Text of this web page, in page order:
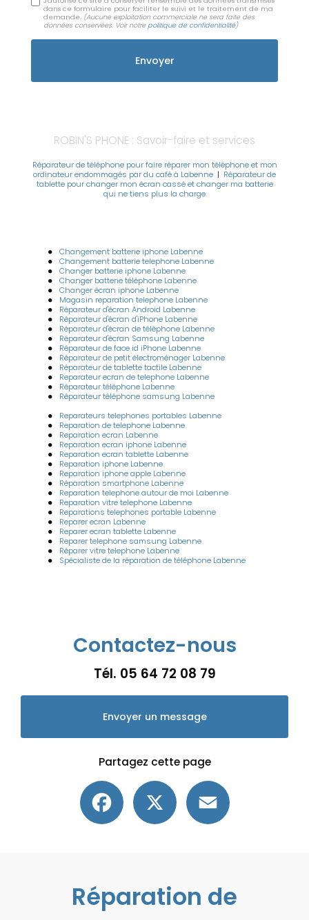
dans ce formulaire pour faciliter le suivi et le traitement de ma
demande. (Aucune exploitation commerciale ne sera faite des
données conservées. Voir notre politique de confidentialité)
ROBIN'S PHONE : Savoir-faire et services
Réparateur de téléphone pour faire réparer mon téléphone et mon
ordinateur endommagés par du café à Labenne | Réparateur de
tablette pour changer mon écran cassé et changer ma batterie
qui ne tiens plus la charge
Changement batterie iphone Labenne
Changement batterie telephone Labenne
Changer batterie iphone Labenne
Changer batterie téléphone Labenne
Changer écran iphone Labenne
Magasin reparation telephone Labenne
Réparateur d'écran Android Labenne
Réparateur d'écran d'iPhone Labenne
Réparateur d'écran de téléphone Labenne
Réparateur d'écran Samsung Labenne
Réparateur de face id iPhone Labenne
Réparateur de petit électroménager Labenne
Réparateur de tablette tactile Labenne
Reparateur ecran de telephone Labenne
Réparateur téléphone Labenne
Réparateur téléphone samsung Labenne
Reparateurs telephones portables Labenne
Reparation de telephone Labenne
Reparation ecran Labenne
Reparation ecran iphone Labenne
Reparation ecran tablette Labenne
Reparation iphone Labenne
Reparation iphone apple Labenne
Réparation smartphone Labenne
Reparation telephone autour de moi Labenne
Reparation vitre telephone Labenne
Reparations telephones portable Labenne
Reparer ecran Labenne
Reparer ecran tablette Labenne
Reparer telephone samsung Labenne
Réparer vitre telephone Labenne
Spécialiste de la réparation de téléphone Labenne
Contactez-nous
Tél. 05 64 72 08 79
Envoyer un message
Partagez cette page
Facebook
Réparation de